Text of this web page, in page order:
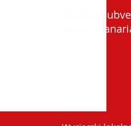
Actividad
Proexca,